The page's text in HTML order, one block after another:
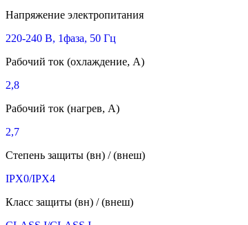
Напряжение электропитания
220-240 В, 1фаза, 50 Гц
Рабочий ток (охлаждение, А)
2,8
Рабочий ток (нагрев, А)
2,7
Степень защиты (вн) / (внеш)
IPX0/IPX4
Класс защиты (вн) / (внеш)